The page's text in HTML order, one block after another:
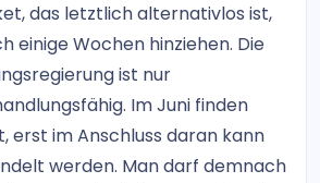
das letztlich alternativlos ist,
einige Wochen hinziehen. Die
ist nur
Im Juni finden
erst im Anschluss daran kann
werden. Man darf demnach